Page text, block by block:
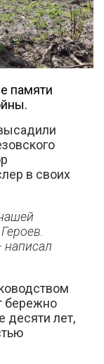
памяти
в своих
бережно
десяти лет,